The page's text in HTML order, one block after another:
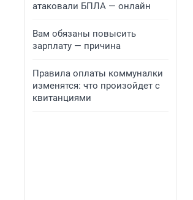
атаковали БПЛА — онлайн
Вам обязаны повысить
зарплату — причина
Правила оплаты коммуналки
изменятся: что произойдет с
квитанциями